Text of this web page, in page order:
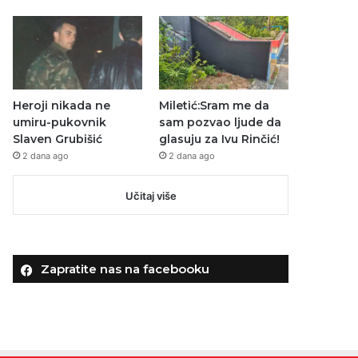
Heroji nikada ne
umiru-pukovnik
Slaven Grubišić
2 dana ago
Miletić:Sram me da
sam pozvao ljude da
glasuju za Ivu Rinčić!
2 dana ago
Učitaj više
Zapratite nas na facebooku